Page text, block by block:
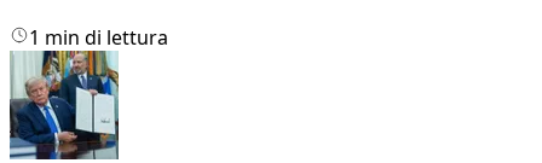
1 min di lettura